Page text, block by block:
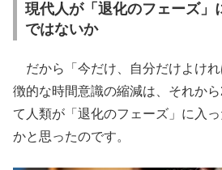
現代人が「退化のフェーズ」
ではないか
だから「今だけ、自分だけよけ
徴的な時間意識の縮減は、それか
て人類が「退化のフェーズ」に入
かと思ったのです。